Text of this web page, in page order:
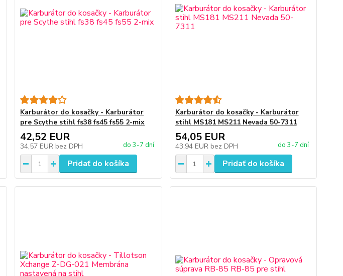
Karburátor do kosačky - Karburátor
pre Scythe stihl fs38 fs45 fs55 2-mix
42,52 EUR
34,57 EUR bez DPH do 3-7 dní
Pridať do košíka
Karburátor do kosačky - Karburátor
stihl MS181 MS211 Nevada 50-7311
54,05 EUR
43,94 EUR bez DPH do 3-7 dní
Pridať do košíka